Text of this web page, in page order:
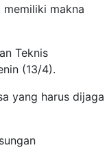
memiliki makna
Teknis
(13/4).
yang harus dijaga